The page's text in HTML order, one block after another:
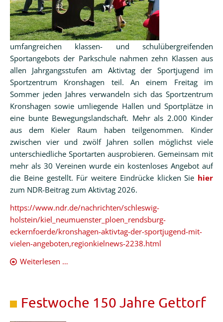
Schulregeln
Elternarbeit
Elternarbeit
Elternmitwirkung
Schulelternbeirat
Förderverein
Aktionen
Downloads
OGA
OGA
Allgemeines
Plätze
&
&
umfangreichen klassen- und schulübergreifenden
Sportangebots der Parkschule nahmen zehn Klassen aus
allen Jahrgangsstufen am Aktivtag der Sportjugend im
Sportzentrum Kronshagen teil. An einem Freitag im
Sommer jeden Jahres verwandeln sich das Sportzentrum
Kronshagen sowie umliegende Hallen und Sportplätze in
eine bunte Bewegungslandschaft. Mehr als 2.000 Kinder
aus dem Kieler Raum haben teilgenommen. Kinder
zwischen vier und zwölf Jahren sollen möglichst viele
unterschiedliche Sportarten ausprobieren. Gemeinsam mit
mehr als 30 Vereinen wurde ein kostenloses Angebot auf
die Beine gestellt. Für weitere Eindrücke klicken Sie hier
zum NDR-Beitrag zum Aktivtag 2026.
https://www.ndr.de/nachrichten/schleswig-
holstein/kiel_neumuenster_ploen_rendsburg-
eckernfoerde/kronshagen-aktivtag-der-sportjugend-mit-
vielen-angeboten,regionkielnews-2238.html
Weiterlesen …
Sportjugend
Schleswig-
Festwoche 150 Jahre Gettorf